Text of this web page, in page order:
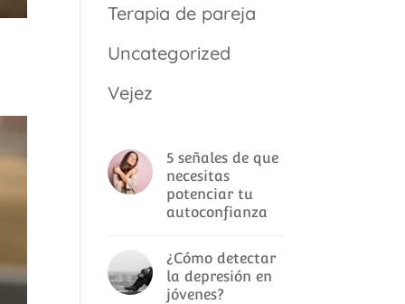
Terapia de pareja
Uncategorized
Vejez
5 señales de que
necesitas
potenciar tu
autoconfianza
¿Cómo detectar
la depresión en
jóvenes?